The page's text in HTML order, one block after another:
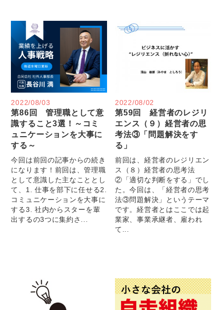
2022/08/03
第86回 管理職として意
識すること3選！～コミ
ュニケーションを大事に
する～
今回は前回の記事からの続き
になります！前回は、管理職
として意識した主なこととし
て、1. 仕事を部下に任せる2.
コミュニケーションを大事に
する3. 社内からスターを輩
出するの3つに集約さ...
2022/08/02
第59回 経営者のレジリ
エンス（９）経営者の思
考法③「問題解決をす
る」
前回は、経営者のレジリエン
ス（８）経営者の思考法
②「適切な判断をする」でし
た。今回は、「経営者の思考
法③問題解決」というテーマ
です。経営者とはここでは起
業家、事業承継者、雇われ
て...